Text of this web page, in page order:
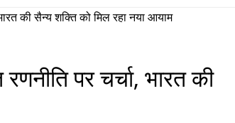
पर चर्चा, भारत की